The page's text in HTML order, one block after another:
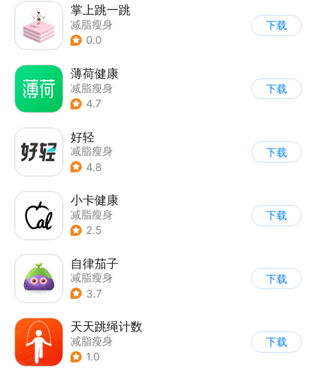
掌上跳一跳
减脂瘦身
0.0
下载
薄荷健康
减脂瘦身
4.7
下载
好轻
减脂瘦身
4.8
下载
小卡健康
减脂瘦身
2.5
下载
自律茄子
减脂瘦身
3.7
下载
天天跳绳计数
减脂瘦身
1.0
下载